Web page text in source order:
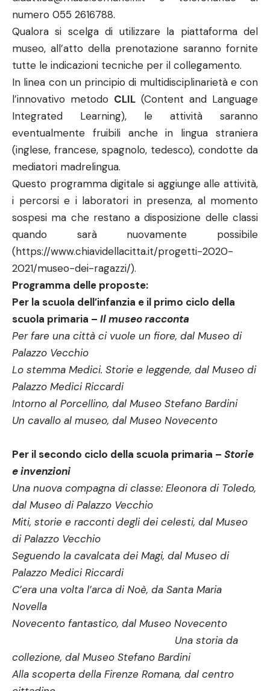
numero 055 2616788.
Qualora si scelga di utilizzare la piattaforma del
museo, all’atto della prenotazione saranno fornite
tutte le indicazioni tecniche per il collegamento.
In linea con un principio di multidisciplinarietà e con
l’innovativo metodo CLIL (Content and Language
Integrated Learning), le attività saranno
eventualmente fruibili anche in lingua straniera
(inglese, francese, spagnolo, tedesco), condotte da
mediatori madrelingua.
Questo programma digitale si aggiunge alle attività,
i percorsi e i laboratori in presenza, al momento
sospesi ma che restano a disposizione delle classi
quando sarà nuovamente possibile
(https://www.chiavidellacitta.it/progetti-2020-
2021/museo-dei-ragazzi/).
Programma delle proposte:
Per la scuola dell’infanzia e il primo ciclo della
scuola primaria – Il museo racconta
Per fare una città ci vuole un fiore, dal Museo di
Palazzo Vecchio
Lo stemma Medici. Storie e leggende, dal Museo di
Palazzo Medici Riccardi
Intorno al Porcellino, dal Museo Stefano Bardini
Un cavallo al museo, dal Museo Novecento
Per il secondo ciclo della scuola primaria – Storie
e invenzioni
Una nuova compagna di classe: Eleonora di Toledo,
dal Museo di Palazzo Vecchio
Miti, storie e racconti degli dei celesti, dal Museo
di Palazzo Vecchio
Seguendo la cavalcata dei Magi, dal Museo di
Palazzo Medici Riccardi
C’era una volta l’arca di Noè, da Santa Maria
Novella
Novecento fantastico, dal Museo Novecento
Una storia da
collezione, dal Museo Stefano Bardini
Alla scoperta della Firenze Romana, dal centro